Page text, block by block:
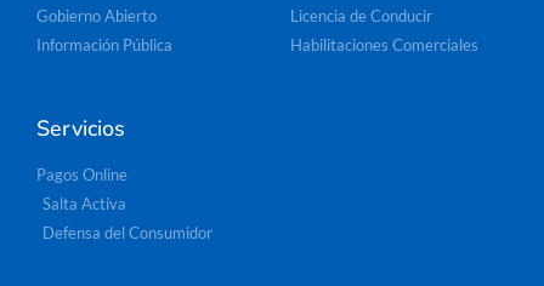
Gobierno Abierto
Información Pública
Licencia de Conducir
Habilitaciones Comerciales
Servicios
Pagos Online
Salta Activa
Defensa del Consumidor